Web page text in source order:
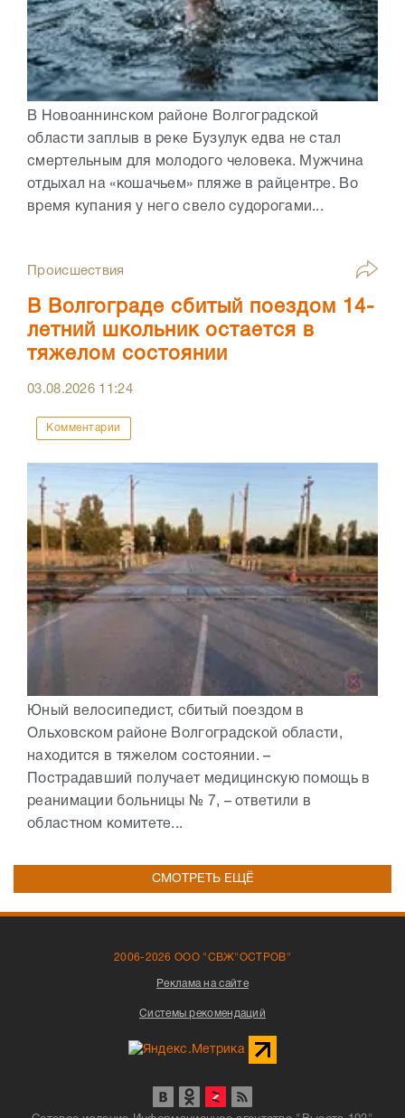
В Новоаннинском районе Волгоградской
области заплыв в реке Бузулук едва не стал
смертельным для молодого человека. Мужчина
отдыхал на «кошачьем» пляже в райцентре. Во
время купания у него свело судорогами...
Происшествия
В Волгограде сбитый поездом 14-
летний школьник остается в
тяжелом состоянии
03.08.2026 11:24
Комментарии
Юный велосипедист, сбитый поездом в
Ольховском районе Волгоградской области,
находится в тяжелом состоянии. –
Пострадавший получает медицинскую помощь в
реанимации больницы № 7, – ответили в
областном комитете...
СМОТРЕТЬ ЕЩЁ
2006-2026 ООО "СВЖ"ОСТРОВ"
Реклама на сайте
Системы рекомендаций